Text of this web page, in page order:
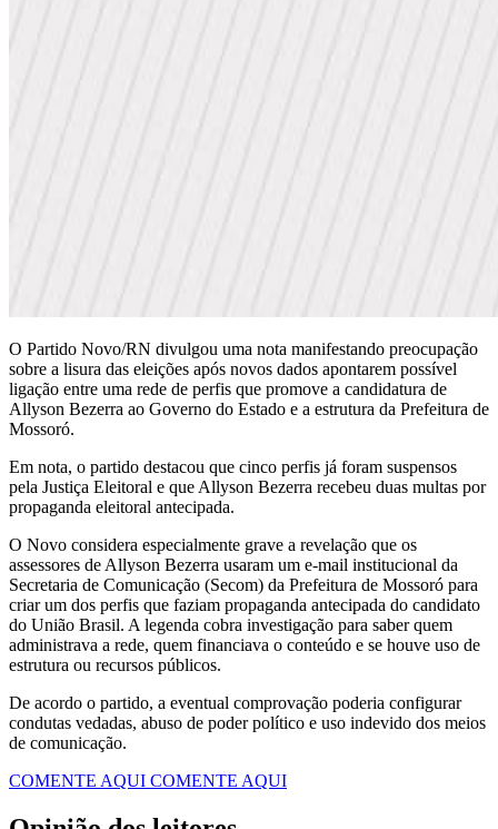
O Partido Novo/RN divulgou uma nota manifestando preocupação
sobre a lisura das eleições após novos dados apontarem possível
ligação entre uma rede de perfis que promove a candidatura de
Allyson Bezerra ao Governo do Estado e a estrutura da Prefeitura de
Mossoró.
Em nota, o partido destacou que cinco perfis já foram suspensos
pela Justiça Eleitoral e que Allyson Bezerra recebeu duas multas por
propaganda eleitoral antecipada.
O Novo considera especialmente grave a revelação que os
assessores de Allyson Bezerra usaram um e-mail institucional da
Secretaria de Comunicação (Secom) da Prefeitura de Mossoró para
criar um dos perfis que faziam propaganda antecipada do candidato
do União Brasil. A legenda cobra investigação para saber quem
administrava a rede, quem financiava o conteúdo e se houve uso de
estrutura ou recursos públicos.
De acordo o partido, a eventual comprovação poderia configurar
condutas vedadas, abuso de poder político e uso indevido dos meios
de comunicação.
COMENTE AQUI COMENTE AQUI